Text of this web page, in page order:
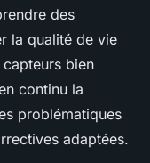
des
la qualité de vie
bien
continu la
problématiques
adaptées.